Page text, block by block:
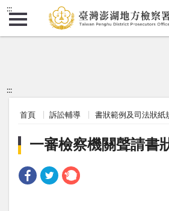
:::
:::
首頁 訴訟輔導 書狀範例及司法狀紙
一審檢察機關聲請書